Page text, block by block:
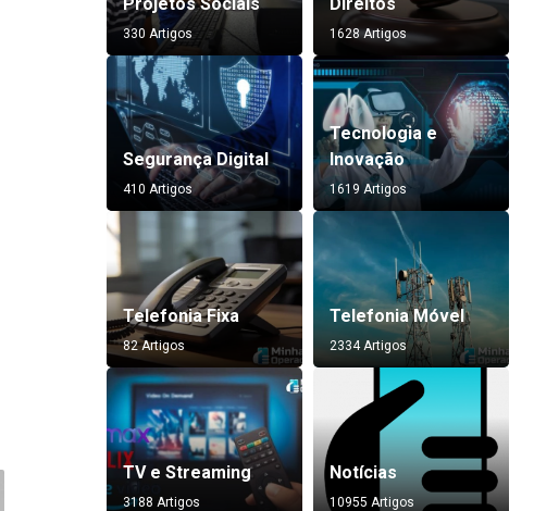
330 Artigos 1628 Artigos
Segurança Digital
410 Artigos
Tecnologia e
Inovação
1619 Artigos
Telefonia Fixa
82 Artigos
Telefonia Móvel
2334 Artigos
TV e Streaming
3188 Artigos
Notícias
10955 Artigos